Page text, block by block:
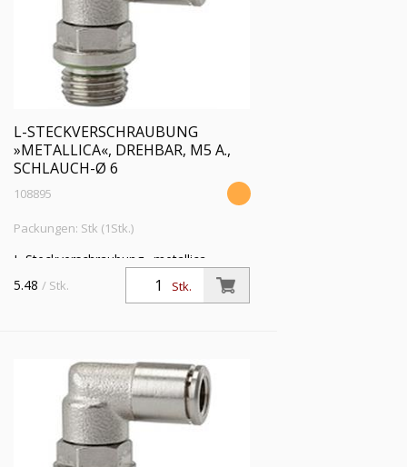
L-STECKVERSCHRAUBUNG
»METALLICA«, DREHBAR, M5 A.,
SCHLAUCH-Ø 6
108895
Packungen: Stk (1Stk.)
L-Steckverschraubung »metallica«,
drehbar, M5 a., für Schlauch-Außen-Ø 6
mm, Arbeitsdruck max. 16 bar, Messing
Stk.
5.48 / Stk.